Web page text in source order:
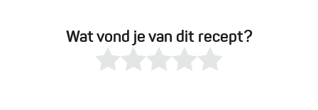
Wat vond je van dit recept?